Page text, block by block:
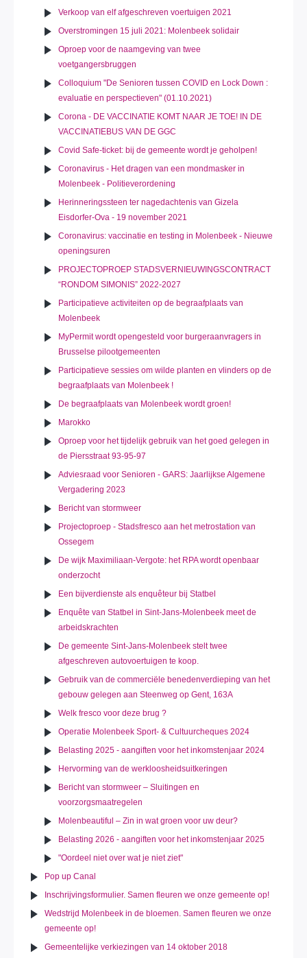
Verkoop van elf afgeschreven voertuigen 2021
Overstromingen 15 juli 2021: Molenbeek solidair
Oproep voor de naamgeving van twee
voetgangersbruggen
Colloquium "De Senioren tussen COVID en Lock Down :
evaluatie en perspectieven" (01.10.2021)
Corona - DE VACCINATIE KOMT NAAR JE TOE! IN DE
VACCINATIEBUS VAN DE GGC
Covid Safe-ticket: bij de gemeente wordt je geholpen!
Coronavirus - Het dragen van een mondmasker in
Molenbeek - Politieverordening
Herinneringssteen ter nagedachtenis van Gizela
Eisdorfer-Ova - 19 november 2021
Coronavirus: vaccinatie en testing in Molenbeek - Nieuwe
openingsuren
PROJECTOPROEP STADSVERNIEUWINGSCONTRACT
“RONDOM SIMONIS” 2022-2027
Participatieve activiteiten op de begraafplaats van
Molenbeek
MyPermit wordt opengesteld voor burgeraanvragers in
Brusselse pilootgemeenten
Participatieve sessies om wilde planten en vlinders op de
begraafplaats van Molenbeek !
De begraafplaats van Molenbeek wordt groen!
Marokko
Oproep voor het tijdelijk gebruik van het goed gelegen in
de Piersstraat 93-95-97
Adviesraad voor Senioren - GARS: Jaarlijkse Algemene
Vergadering 2023
Bericht van stormweer
Projectoproep - Stadsfresco aan het metrostation van
Ossegem
De wijk Maximiliaan-Vergote: het RPA wordt openbaar
onderzocht
Een bijverdienste als enquêteur bij Statbel
Enquête van Statbel in Sint-Jans-Molenbeek meet de
arbeidskrachten
De gemeente Sint-Jans-Molenbeek stelt twee
afgeschreven autovoertuigen te koop.
Gebruik van de commerciële benedenverdieping van het
gebouw gelegen aan Steenweg op Gent, 163A
Welk fresco voor deze brug ?
Operatie Molenbeek Sport- & Cultuurcheques 2024
Belasting 2025 - aangiften voor het inkomstenjaar 2024
Hervorming van de werkloosheidsuitkeringen
Bericht van stormweer – Sluitingen en
voorzorgsmaatregelen
Molenbeautiful – Zin in wat groen voor uw deur?
Belasting 2026 - aangiften voor het inkomstenjaar 2025
"Oordeel niet over wat je niet ziet"
Pop up Canal
Inschrijvingsformulier. Samen fleuren we onze gemeente op!
Wedstrijd Molenbeek in de bloemen. Samen fleuren we onze
gemeente op!
Gemeentelijke verkiezingen van 14 oktober 2018